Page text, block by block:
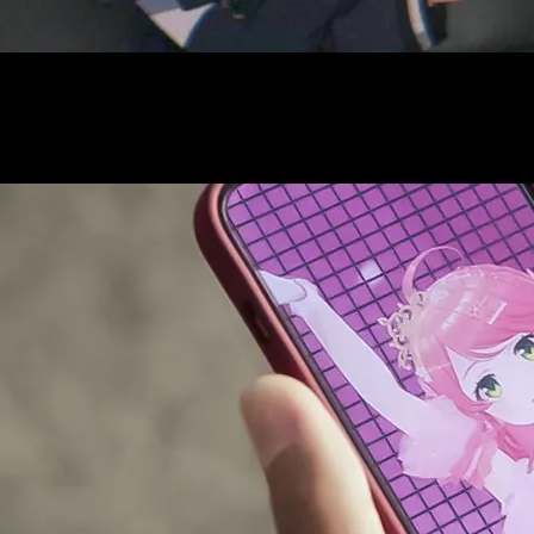
SUPPORT ADVERTISING
OFFICIAL SHOP
HOLODULE
プライバシーポリシー
未成年の方々へのお願い
二次創作ガイドライン